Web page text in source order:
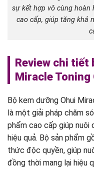
sự kết hợp vô cùng hoàn
cao cấp, giúp tăng khả
Review chi tiết
Miracle Toning
Bộ kem dưỡng Ohui
là một giải pháp chăm
phẩm cao cấp giúp nuôi
hiệu quả. Bộ sản phẩm
thức độc quyền, giúp
đồng thời mang lại hiệu